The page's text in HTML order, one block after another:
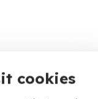
cookies